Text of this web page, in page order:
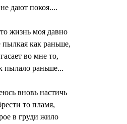
дают покоя....
жизнь моя давно
пылкая как раньше,
во мне то,
пылало раньше...
вновь настичь
то пламя,
в груди жило